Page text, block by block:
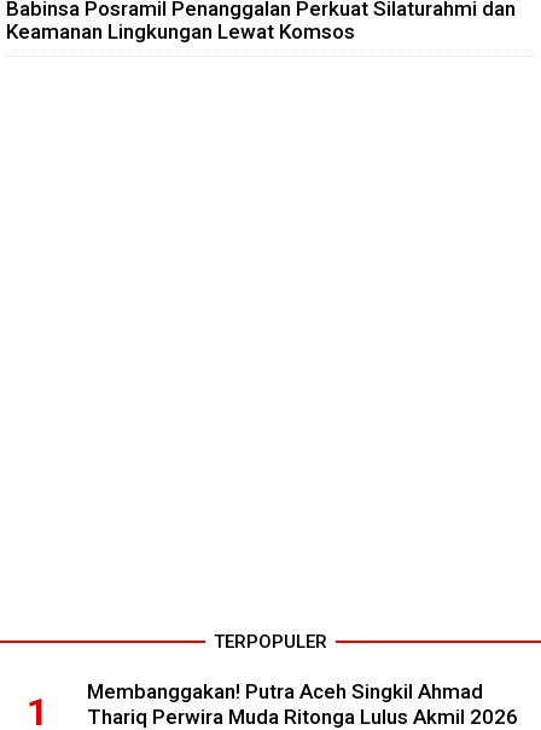
Babinsa Posramil Penanggalan Perkuat Silaturahmi dan
Keamanan Lingkungan Lewat Komsos
TERPOPULER
Membanggakan! Putra Aceh Singkil Ahmad
Thariq Perwira Muda Ritonga Lulus Akmil 2026